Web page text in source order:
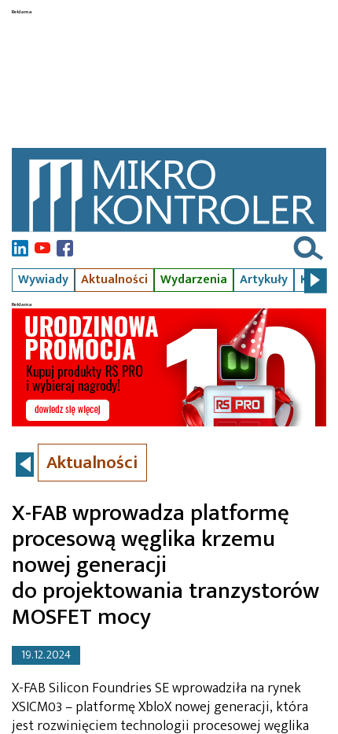
Wywiady Aktualności Wydarzenia Artykuły Kursy
Aktualności
X-FAB wprowadza platformę
procesową węglika krzemu
nowej generacji
do projektowania tranzystorów
MOSFET mocy
19.12.2024
X-FAB Silicon Foundries SE wprowadziła na rynek
XSICM03 – platformę XbloX nowej generacji, która
jest rozwinięciem technologii procesowej węglika